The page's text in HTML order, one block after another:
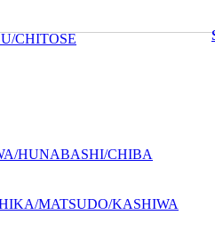
CHITOSE
HUNABASHI/CHIBA
MATSUDO/KASHIWA